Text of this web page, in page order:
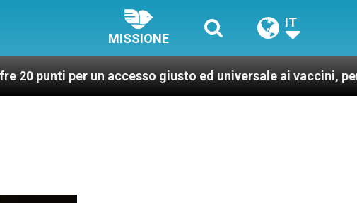
MISSIONE
IT
accesso giusto ed universale ai vaccini, per un mondo